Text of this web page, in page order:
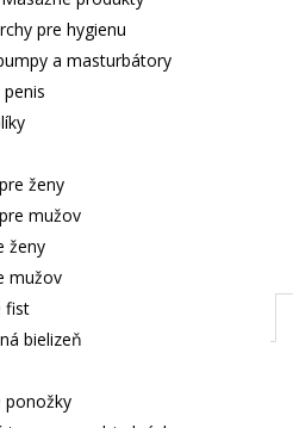
pre hygienu
a masturbátory
penis
ženy
mužov
ženy
mužov
fist
bielizeň
ponožky
POWDER FUCK & FIST